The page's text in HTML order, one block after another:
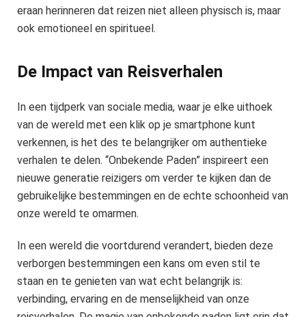
eraan herinneren dat reizen niet alleen physisch is, maar
ook emotioneel en spiritueel.
De Impact van Reisverhalen
In een tijdperk van sociale media, waar je elke uithoek
van de wereld met een klik op je smartphone kunt
verkennen, is het des te belangrijker om authentieke
verhalen te delen. “Onbekende Paden” inspireert een
nieuwe generatie reizigers om verder te kijken dan de
gebruikelijke bestemmingen en de echte schoonheid van
onze wereld te omarmen.
In een wereld die voortdurend verandert, bieden deze
verborgen bestemmingen een kans om even stil te
staan en te genieten van wat echt belangrijk is:
verbinding, ervaring en de menselijkheid van onze